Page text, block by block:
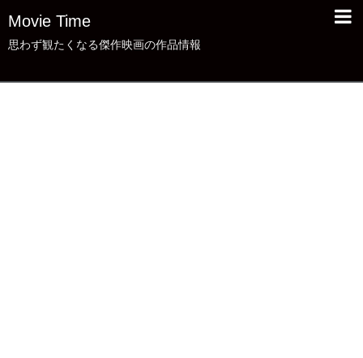
Movie Time
思わず観たくなる傑作映画の作品情報